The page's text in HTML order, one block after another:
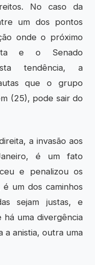
No caso da
um dos pontos
onde o próximo
e o Senado
tendência, a
que o grupo
(25), pode sair do
a invasão aos
é um fato
e penalizou os
é um dos caminhos
sejam justas, e
uma divergência
a anistia, outra uma